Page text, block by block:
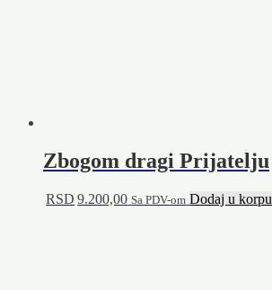
Zbogom dragi Prijatelju
RSD 9.200,00 Sa PDV-om Dodaj u korpu